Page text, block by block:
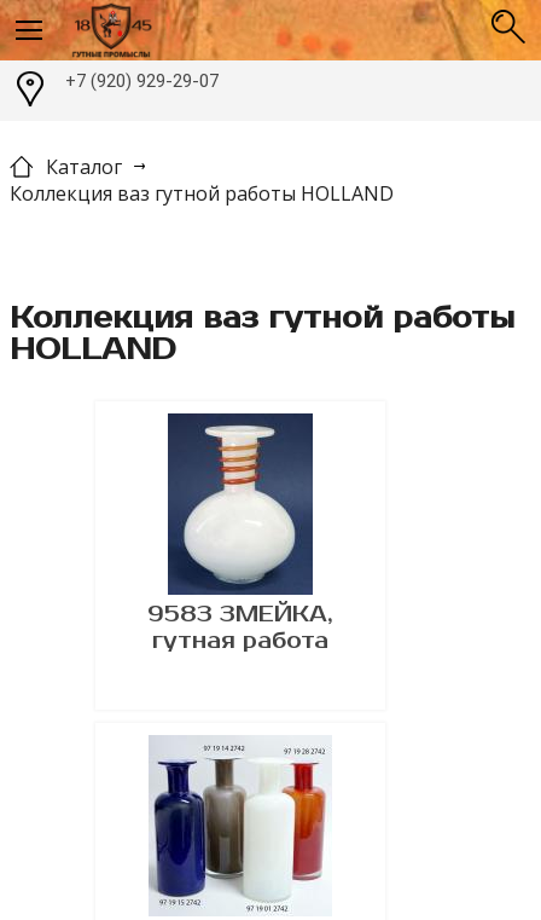
+7 (920) 929-29-07
Каталог
Коллекция ваз гутной работы HOLLAND
Коллекция ваз гутной работы
HOLLAND
9583 ЗМЕЙКА,
гутная работа